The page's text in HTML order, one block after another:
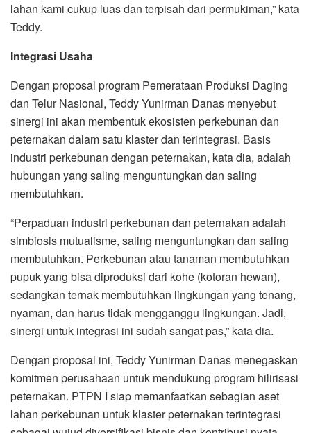
lahan kami cukup luas dan terpisah dari permukiman,” kata
Teddy.
Integrasi Usaha
Dengan proposal program Pemerataan Produksi Daging
dan Telur Nasional, Teddy Yunirman Danas menyebut
sinergi ini akan membentuk ekosisten perkebunan dan
peternakan dalam satu klaster dan terintegrasi. Basis
industri perkebunan dengan peternakan, kata dia, adalah
hubungan yang saling menguntungkan dan saling
membutuhkan.
“Perpaduan industri perkebunan dan peternakan adalah
simbiosis mutualisme, saling menguntungkan dan saling
membutuhkan. Perkebunan atau tanaman membutuhkan
pupuk yang bisa diproduksi dari kohe (kotoran hewan),
sedangkan ternak membutuhkan lingkungan yang tenang,
nyaman, dan harus tidak mengganggu lingkungan. Jadi,
sinergi untuk integrasi ini sudah sangat pas,” kata dia.
Dengan proposal ini, Teddy Yunirman Danas menegaskan
komitmen perusahaan untuk mendukung program hilirisasi
peternakan. PTPN I siap memanfaatkan sebagian aset
lahan perkebunan untuk klaster peternakan terintegrasi